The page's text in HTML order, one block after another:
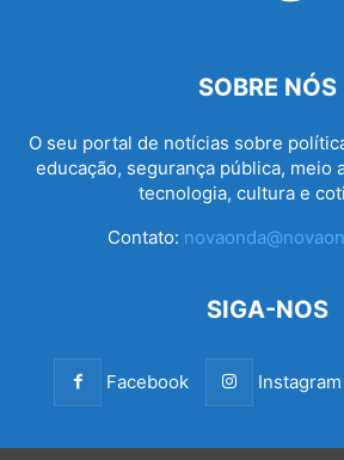
SOBRE NÓS
O seu portal de notícias sobre
educação, segurança pública, meio
tecnologia, cultura e
Contato:
SIGA-NOS
Facebook Instagram